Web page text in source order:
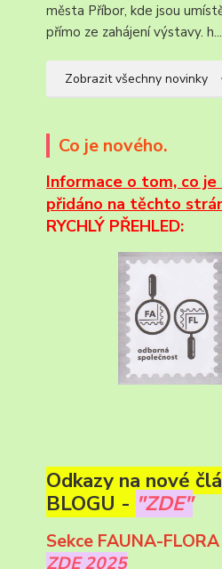
města Příbor, kde jsou
přímo ze zahájení výstavy. h...
Zobrazit všechny novinky
Co je nového.
Informace o tom, co je
přidáno na těchto
RYCHLÝ PŘEHLED:
Odkazy na nové
BLOGU - "ZDE"
Sekce FAUNA-
ZDE 2025